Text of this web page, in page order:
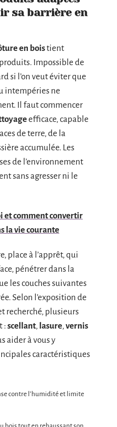
sa barrière en
en boistient
Impossible de
si l’on veut éviter que
intempéries ne
Il faut commencer
efficace, capable
de terre, de la
accumulée. Les
de l’environnement
sans agresser ni le
et comment convertir
la vie courante
place à l’apprêt, qui
pénétrer dans la
les couches suivantes
Selon l’exposition de
recherché, plusieurs
: scellant, lasure,vernis
aider à vous y
caractéristiques
contre l’humidité et limite